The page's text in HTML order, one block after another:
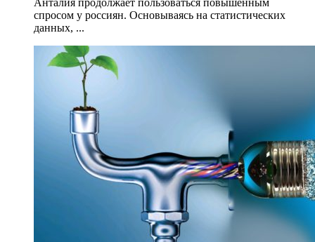
спросом у россиян. Основываясь на статистических
данных, ...